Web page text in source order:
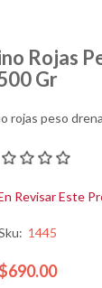
Rojas
Gr
rojas peso
Revisar Este
1445